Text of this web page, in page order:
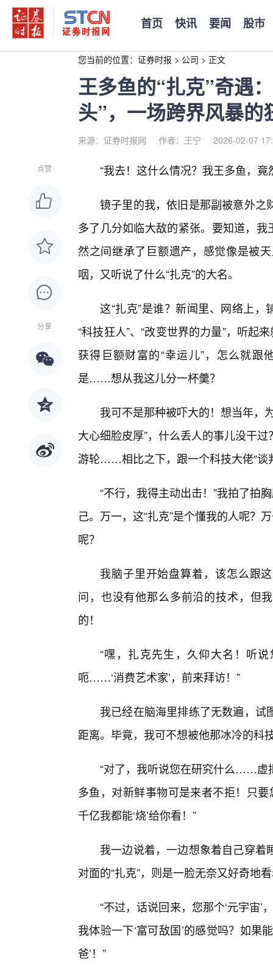
首页 快讯 要闻 股市
您当前的位置： 证券时报 > 公司 > 正文
王多鱼的“扎克”奇遇
头”，一场跨界风暴的
来源：证券时报网 作者：王宁 2026-02-07
点赞
分享
“我去！这什么情况？我王多鱼，
镜子里的我，依旧是那副被意外之
多了几分如临大敌的紧张。要知道，我
然之间继承了巨额遗产，感觉像是被
咽，又听说了什么“扎克”的大名。
这“扎克”是谁？新闻里、网络上
“科技狂人”、“改变世界的力量”，听起
获得巨额财富的“幸运儿”，怎么就
是……想从我这儿分一杯羹？
我可不是那种被吓大的！想当年，
大心细脸皮厚”，什么丢人的事儿没干
游轮……相比之下，跟一个科技大佬“谈
“不行，我得主动出击！”我拍了拍
己。万一，这“扎克”是个懂我的人呢？
呢？
我脑子里开始盘算着，该怎么跟
问，也没有他那么多前沿的技术，但
的！
“嘿，扎克先生，久仰大名！听
呃……‘消费艺术家’，前来拜访！”
我已经在脑海里排练了无数遍，
距离。毕竟，我可不想被他那冰冷的科
“对了，我听说您在研究什么……虚
多鱼，对新鲜事物可是来者不拒！只
千亿我都能‘烧’给你看！”
我一边说着，一边想象着自己穿
对面的“扎克”，则是一脸无奈又好奇地
“不过，话说回来，您那个‘元宇宙’
我体验一下‘富可敌国’的感觉吗？如
爸’！”